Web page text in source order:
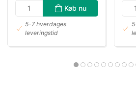
Køb nu
5-7 hverdages
leveringstid